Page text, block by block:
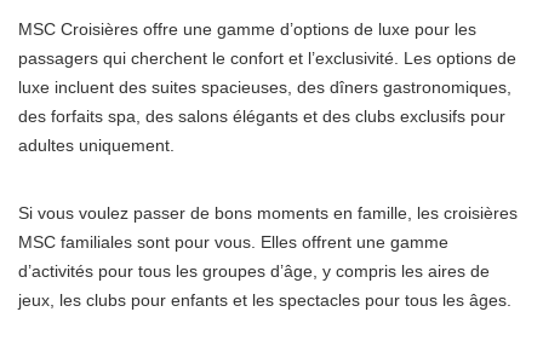
MSC Croisières offre une gamme d’options de luxe pour les
passagers qui cherchent le confort et l’exclusivité. Les options de
luxe incluent des suites spacieuses, des dîners gastronomiques,
des forfaits spa, des salons élégants et des clubs exclusifs pour
adultes uniquement.
Si vous voulez passer de bons moments en famille, les croisières
MSC familiales sont pour vous. Elles offrent une gamme
d’activités pour tous les groupes d’âge, y compris les aires de
jeux, les clubs pour enfants et les spectacles pour tous les âges.